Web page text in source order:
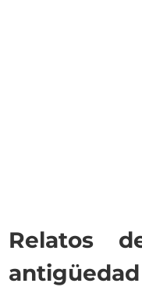
Relatos
antigüedad